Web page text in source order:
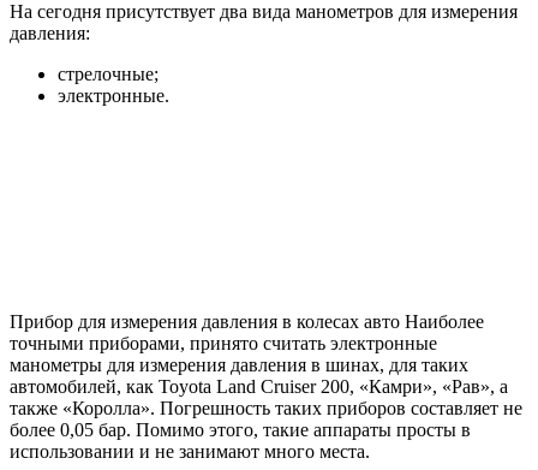
На сегодня присутствует два вида манометров для измерения
давления:
стрелочные;
электронные.
Прибор для измерения давления в колесах авто Наиболее
точными приборами, принято считать электронные
манометры для измерения давления в шинах, для таких
автомобилей, как Toyota Land Cruiser 200, «Камри», «Рав», а
также «Королла». Погрешность таких приборов составляет не
более 0,05 бар. Помимо этого, такие аппараты просты в
использовании и не занимают много места.